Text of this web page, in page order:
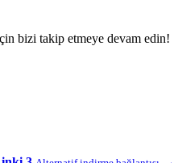
bizi takip etmeye devam edin!